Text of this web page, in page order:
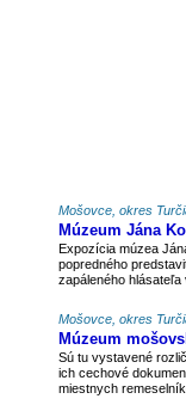
Mošovce, okres
Múzeum Jána
Expozícia múzea
popredného
zapáleného
Mošovce, okres
Múzeum
Sú tu vystavené
ich cechové
miestnych